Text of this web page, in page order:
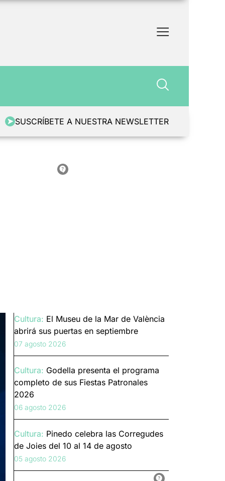
SUSCRÍBETE A NUESTRA NEWSLETTER
Cultura: El Museu de la Mar de València
abrirá sus puertas en septiembre
07 agosto 2026
Cultura: Godella presenta el programa
completo de sus Fiestas Patronales
2026
06 agosto 2026
Cultura: Pinedo celebra las Corregudes
de Joies del 10 al 14 de agosto
05 agosto 2026